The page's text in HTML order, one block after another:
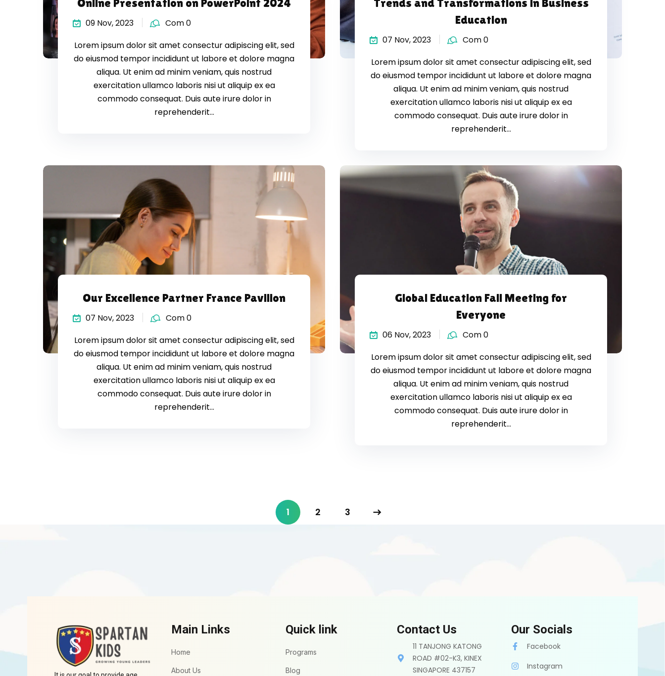
Online Presentation on PowerPoint 2024
09 Nov, 2023
Com 0
Lorem ipsum dolor sit amet consectur adipiscing elit, sed
do eiusmod tempor incididunt ut labore et dolore magna
aliqua. Ut enim ad minim veniam, quis nostrud
exercitation ullamco laboris nisi ut aliquip ex ea
commodo consequat. Duis aute irure dolor in
reprehenderit...
Trends and Transformations in Business
Education
07 Nov, 2023
Com 0
Lorem ipsum dolor sit amet consectur adipiscing elit, sed
do eiusmod tempor incididunt ut labore et dolore magna
aliqua. Ut enim ad minim veniam, quis nostrud
exercitation ullamco laboris nisi ut aliquip ex ea
commodo consequat. Duis aute irure dolor in
reprehenderit...
Our Excellence Partner France Pavilion
07 Nov, 2023
Com 0
Lorem ipsum dolor sit amet consectur adipiscing elit, sed
do eiusmod tempor incididunt ut labore et dolore magna
aliqua. Ut enim ad minim veniam, quis nostrud
exercitation ullamco laboris nisi ut aliquip ex ea
commodo consequat. Duis aute irure dolor in
reprehenderit...
Global Education Fall Meeting for
Everyone
06 Nov, 2023
Com 0
Lorem ipsum dolor sit amet consectur adipiscing elit, sed
do eiusmod tempor incididunt ut labore et dolore magna
aliqua. Ut enim ad minim veniam, quis nostrud
exercitation ullamco laboris nisi ut aliquip ex ea
commodo consequat. Duis aute irure dolor in
reprehenderit...
1 2 3
Main Links
Home
About Us
Quick link
Programs
Blog
Contact Us
11 TANJONG KATONG
ROAD #02-K3, KINEX
SINGAPORE 437157
Our Socials
Facebook
Instagram